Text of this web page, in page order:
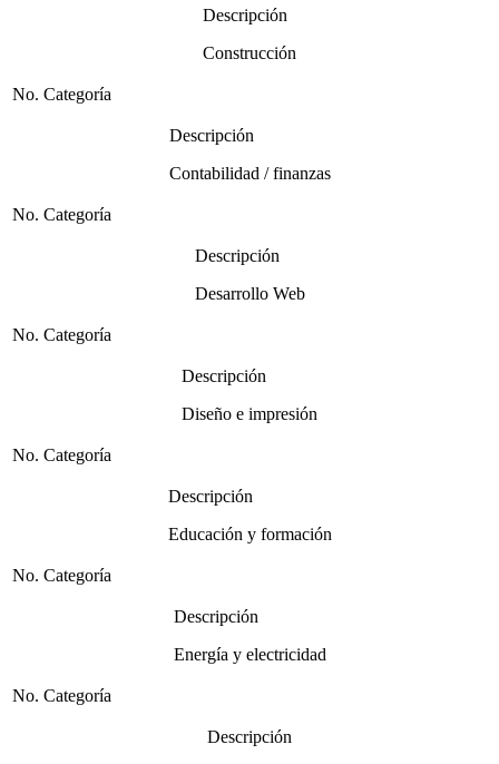
Descripción
Construcción
No. Categoría
Descripción
Contabilidad / finanzas
No. Categoría
Descripción
Desarrollo Web
No. Categoría
Descripción
Diseño e impresión
No. Categoría
Descripción
Educación y formación
No. Categoría
Descripción
Energía y electricidad
No. Categoría
Descripción